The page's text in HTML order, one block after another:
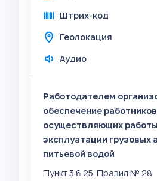
Штрих-код
Геолокация
Аудио
Работодателем
обеспечение
осуществляющих
эксплуатации грузовых
питьевой водой
Пункт 3.6.25. Правил № 28